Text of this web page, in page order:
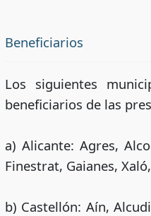
Beneficiarios
Los siguientes
beneficiarios de las
a) Alicante: Agres,
Finestrat, Gaianes,
b) Castellón: Aín,